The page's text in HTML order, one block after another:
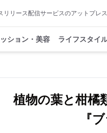
リリース配信サービスのアットプレス
ション・美容 ライフスタイ
植物の葉と柑橘
『